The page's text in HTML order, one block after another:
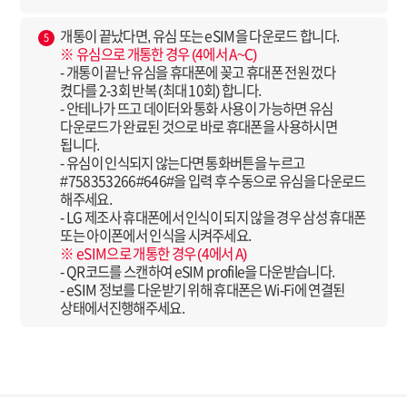
5
개통이 끝났다면, 유심 또는 eSIM을 다운로드 합니다.
※ 유심으로 개통한 경우 (4에서 A~C)
- 개통이 끝난 유심을 휴대폰에 꽂고 휴대폰 전원 껐다
켰다를 2-3회 반복 (최대 10회) 합니다.
- 안테나가 뜨고 데이터와 통화 사용이 가능하면 유심
다운로드가 완료된 것으로 바로 휴대폰을 사용하시면
됩니다.
- 유심이 인식되지 않는다면 통화버튼을 누르고
#758353266#646#을 입력 후 수동으로 유심을 다운로드
해주세요.
- LG 제조사 휴대폰에서 인식이 되지 않을 경우 삼성 휴대폰
또는 아이폰에서 인식을 시켜주세요.
※ eSIM으로 개통한 경우 (4에서 A)
- QR코드를 스캔하여 eSIM profile을 다운받습니다.
- eSIM 정보를 다운받기 위해 휴대폰은 Wi-Fi에 연결된
상태에서진행해주세요.